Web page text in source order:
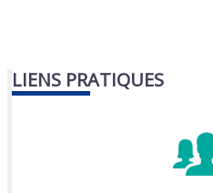
LIENS PRATIQUES